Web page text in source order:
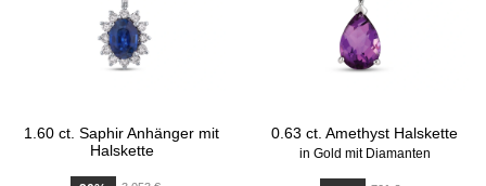
1.60 ct. Saphir Anhänger mit
Halskette
0.63 ct. Amethyst Halskette
in Gold mit Diamanten